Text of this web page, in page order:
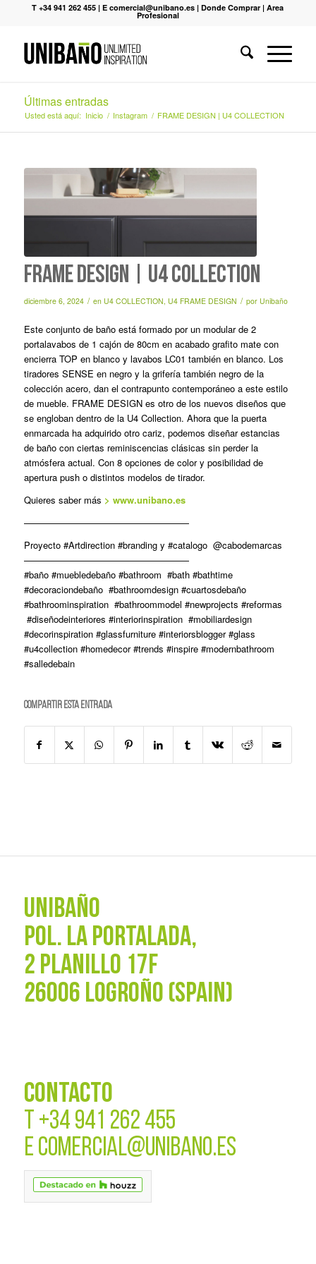
T +34 941 262 455 |E comercial@unibano.es |Donde Comprar |Area
Profesional
Últimas entradas
Usted está aquí: Inicio / Instagram / FRAME DESIGN | U4 COLLECTION
FRAME DESIGN | U4 COLLECTION
diciembre 6, 2024 / en U4 COLLECTION U4 FRAME DESIGN / por Unibaño
Este conjunto de baño está formado por un modular de 2
portalavabos de 1 cajón de 80cm en acabado grafito mate con
encierra TOP en blanco y lavabos LC01 también en blanco. Los
tiradores SENSE en negro y la grifería también negro de la
colección acero, dan el contrapunto contemporáneo a este estilo
de mueble. FRAME DESIGN es otro de los nuevos diseños que
se engloban dentro de la U4 Collection. Ahora que la puerta
enmarcada ha adquirido otro cariz, podemos diseñar estancias
de baño con ciertas reminiscencias clásicas sin perder la
atmósfera actual. Con 8 opciones de color y posibilidad de
apertura push o distintos modelos de tirador.
Quieres saber más > www.unibano.es
——————————————————
Proyecto #Artdirection #branding y #catalogo @cabodemarcas
——————————————————
#baño #muebledebaño #bathroom #bath #bathtime
#decoraciondebaño #bathroomdesign #cuartosdebaño
#bathroominspiration #bathroommodel #newprojects #reformas
#diseñodeinteriores #interiorinspiration #mobiliardesign
#decorinspiration #glassfurniture #interiorsblogger #glass
#u4collection #homedecor #trends #inspire #modernbathroom
#salledebain
Compartir esta entrada
UNIBAÑO
POL. La Portalada,
2 PLANILLO 17F
26006 LOGROÑO (SPAIN)
CONTACTO
T +34 941 262 455
E COMERCIAL@UNIBANO.ES